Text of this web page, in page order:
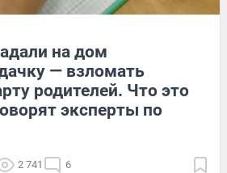
на дом
— взломать
родителей. Что это
эксперты по
2 741 6